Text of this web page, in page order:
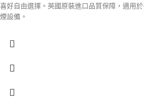
喜好自由選擇。英國原裝進口品質保障，適用
煙設備。